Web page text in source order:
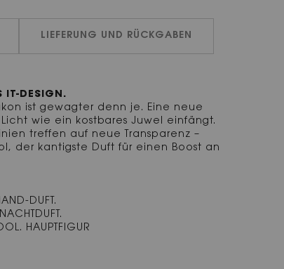
LIEFERUNG UND RÜCKGABEN
IT-DESIGN.
ist gewagter denn je. Eine neue
wie ein kostbares Juwel einfängt.
treffen auf neue Transparenz –
der kantigste Duft für einen Boost an
DUFT.
HAUPTFIGUR